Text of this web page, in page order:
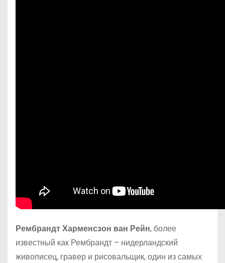
Рембрандт Харменсзон ван Рейн, более
известный как Рембрандт – нидерландский
живописец, гравер и рисовальщик, один из самых